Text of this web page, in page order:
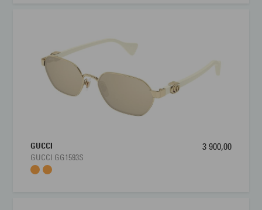
GUCCI
GUCCI GG1593S
3 900,00